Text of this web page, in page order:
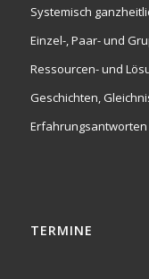
Systemisch
Einzel-, Paar- und
Ressourcen- und
Geschichten,
TERMINE